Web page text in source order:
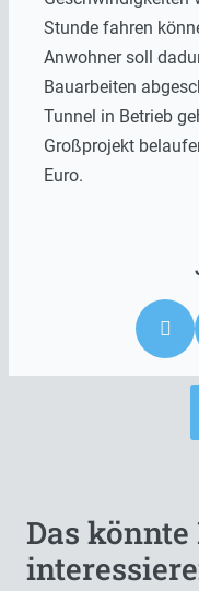
Stunde fahren
Anwohner soll
Bauarbeiten
Tunnel in Betrieb
Großprojekt
Euro.
Das